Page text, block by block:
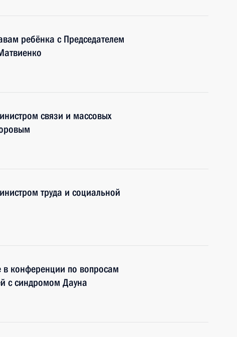
ребёнка с Председателем
связи и массовых
труда и социальной
в конференции по вопросам
с синдромом Дауна